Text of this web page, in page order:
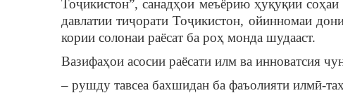
Тоҷикистон”, санадҳои меъёрию ҳуқуқии
давлатии тиҷорати Тоҷикистон, ойинномаи
кории солонаи раёсат ба роҳ монда шудааст.
Вазифаҳои асосии раёсати илм ва инноватсия
– рушду тавсеа бахшидан ба фаъолияти илмӣ-